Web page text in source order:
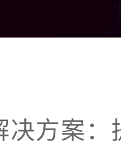
决方案：